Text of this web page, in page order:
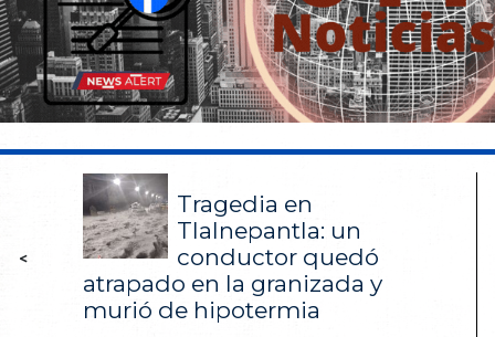
<
Tragedia en
Tlalnepantla: un
conductor quedó
atrapado en la granizada y
murió de hipotermia